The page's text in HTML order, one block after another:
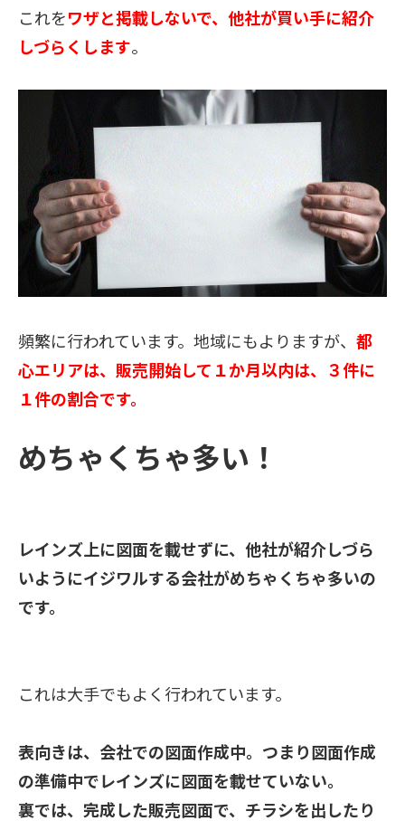
これをワザと掲載しないで、 他社が買い手に紹介
しづらくします。
頻繁に行われています。地域にもよりますが、 都
心エリアは、販売開始して１か月以内は、３件に
１件の割合です。
めちゃくちゃ多い！
レインズ上に図面を載せずに、他社が紹介しづら
いようにイジワルする会社がめちゃくちゃ多いの
です。
これは大手でもよく行われています。
表向きは、会社での図面作成中。つまり図面作成
の準備中でレインズに図面を載せていない。
裏では、完成した販売図面で、チラシを出したり